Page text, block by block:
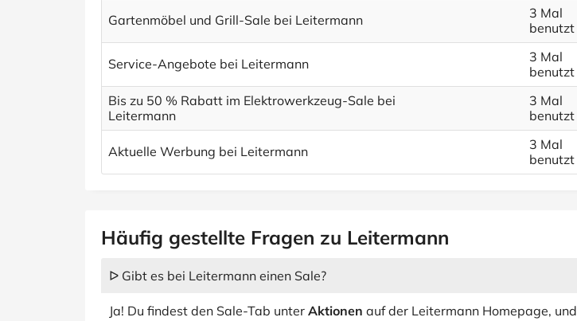
Gartenmöbel und Grill-Sale bei Leitermann
3 Mal
benutzt
Service-Angebote bei Leitermann
3 Mal
benutzt
Bis zu 50 % Rabatt im Elektrowerkzeug-Sale bei
Leitermann
3 Mal
benutzt
Aktuelle Werbung bei Leitermann
3 Mal
benutzt
Häufig gestellte Fragen zu Leitermann
ᐅ Gibt es bei Leitermann einen Sale?
Ja! Du findest den Sale-Tab unter Aktionen auf der Leitermann Homepage, und